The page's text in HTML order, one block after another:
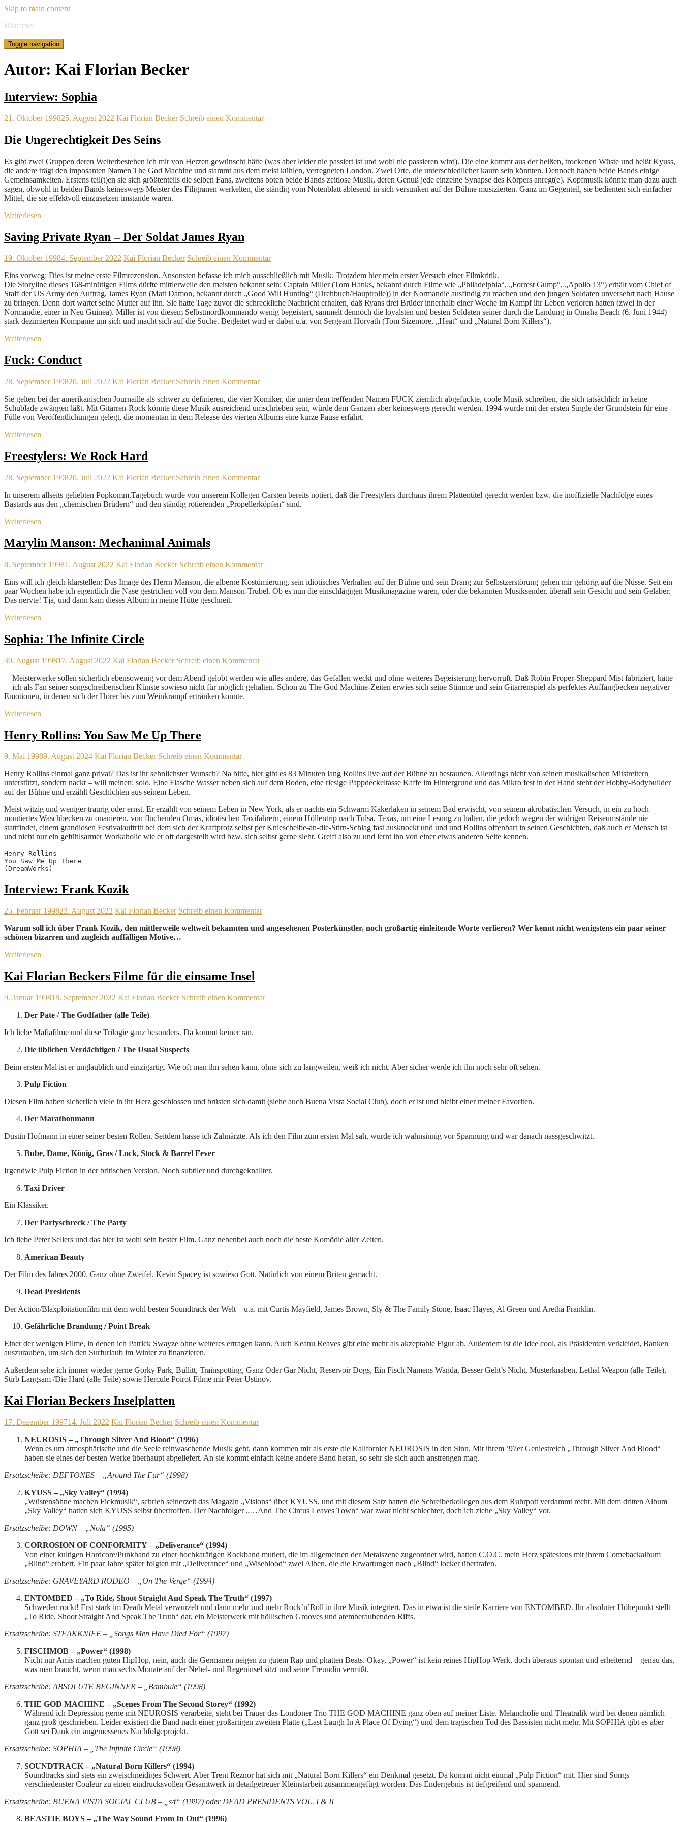
Skip to main content
Hinternet
Toggle navigation
Autor: Kai Florian Becker
Interview: Sophia
21. Oktober 199825. August 2022 Kai Florian Becker Schreib einen Kommentar
Die Ungerechtigkeit Des Seins
Es gibt zwei Gruppen deren Weiterbestehen ich mir von Herzen gewünscht hätte (was aber leider nie passiert ist und wohl nie passieren wird). Die eine kommt aus der heißen, trockenen Wüste und heißt Kyuss,
die andere trägt den imposanten Namen The God Machine und stammt aus dem meist kühlen, verregneten London. Zwei Orte, die unterschiedlicher kaum sein könnten. Dennoch haben beide Bands einige
Gemeinsamkeiten. Erstens teil(t)en sie sich größtenteils die selben Fans, zweitens boten beide Bands zeitlose Musik, deren Genuß jede einzelne Synapse des Körpers anregt(e). Kopfmusik könnte man dazu auch
sagen, obwohl in beiden Bands keineswegs Meister des Filigranen werkelten, die ständig vom Notenblatt ablesend in sich versunken auf der Bühne musizierten. Ganz im Gegenteil, sie bedienten sich einfacher
Mittel, die sie effektvoll einzusetzen imstande waren.
Weiterlesen
Saving Private Ryan – Der Soldat James Ryan
19. Oktober 19984. September 2022 Kai Florian Becker Schreib einen Kommentar
Eins vorweg: Dies ist meine erste Filmrezension. Ansonsten befasse ich mich ausschließlich mit Musik. Trotzdem hier mein erster Versuch einer Filmkritik.
Die Storyline dieses 168-minütigen Films dürfte mittlerweile den meisten bekannt sein: Captain Miller (Tom Hanks, bekannt durch Filme wie „Philadelphia“, „Forrest Gump“, „Apollo 13“) erhält vom Chief of
Staff der US Army den Auftrag, James Ryan (Matt Damon, bekannt durch „Good Will Hunting“ (Drehbuch/Hauptrolle)) in der Normandie ausfindig zu machen und den jungen Soldaten unversehrt nach Hause
zu bringen. Denn dort wartet seine Mutter auf ihn. Sie hatte Tage zuvor die schreckliche Nachricht erhalten, daß Ryans drei Brüder innerhalb einer Woche im Kampf ihr Leben verloren hatten (zwei in der
Normandie, einer in Neu Guinea). Miller ist von diesem Selbstmordkommando wenig begeistert, sammelt dennoch die loyalsten und besten Soldaten seiner durch die Landung in Omaha Beach (6. Juni 1944)
stark dezimierten Kompanie um sich und macht sich auf die Suche. Begleitet wird er dabei u.a. von Sergeant Horvath (Tom Sizemore, „Heat“ und „Natural Born Killers“).
Weiterlesen
Fuck: Conduct
28. September 199820. Juli 2022 Kai Florian Becker Schreib einen Kommentar
Sie gelten bei der amerikanischen Journaille als schwer zu definieren, die vier Komiker, die unter dem treffenden Namen FUCK ziemlich abgefuckte, coole Musik schreiben, die sich tatsächlich in keine
Schublade zwängen läßt. Mit Gitarren-Rock könnte diese Musik ausreichend umschrieben sein, würde dem Ganzen aber keineswegs gerecht werden. 1994 wurde mit der ersten Single der Grundstein für eine
Fülle von Veröffentlichungen gelegt, die momentan in dem Release des vierten Albums eine kurze Pause erfährt.
Weiterlesen
Freestylers: We Rock Hard
28. September 199820. Juli 2022 Kai Florian Becker Schreib einen Kommentar
In unserem allseits geliebten Popkomm.Tagebuch wurde von unserem Kollegen Carsten bereits notiert, daß die Freestylers durchaus ihrem Plattentitel gerecht werden bzw. die inoffizielle Nachfolge eines
Bastards aus den „chemischen Brüdern“ und den ständig rotierenden „Propellerköpfen“ sind.
Weiterlesen
Marylin Manson: Mechanimal Animals
8. September 19981. August 2022 Kai Florian Becker Schreib einen Kommentar
Eins will ich gleich klarstellen: Das Image des Herrn Manson, die alberne Kostümierung, sein idiotisches Verhalten auf der Bühne und sein Drang zur Selbstzerstörung gehen mir gehörig auf die Nüsse. Seit ein
paar Wochen habe ich eigentlich die Nase gestrichen voll von dem Manson-Trubel. Ob es nun die einschlägigen Musikmagazine waren, oder die bekannten Musiksender, überall sein Gesicht und sein Gelaber.
Das nervte! Tja, und dann kam dieses Album in meine Hütte geschneit.
Weiterlesen
Sophia: The Infinite Circle
30. August 199817. August 2022 Kai Florian Becker Schreib einen Kommentar
Meisterwerke sollen sicherlich ebensowenig vor dem Abend gelobt werden wie alles andere, das Gefallen weckt und ohne weiteres Begeisterung hervorruft. Daß Robin Proper-Sheppard Mist fabriziert, hätte
ich als Fan seiner songschreiberischen Künste sowieso nicht für möglich gehalten. Schon zu The God Machine-Zeiten erwies sich seine Stimme und sein Gitarrenspiel als perfektes Auffangbecken negativer
Emotionen, in denen sich der Hörer bis zum Weinkrampf ertränken konnte.
Weiterlesen
Henry Rollins: You Saw Me Up There
9. Mai 19989. August 2024 Kai Florian Becker Schreib einen Kommentar
Henry Rollins einmal ganz privat? Das ist ihr sehnlichster Wunsch? Na bitte, hier gibt es 83 Minuten lang Rollins live auf der Bühne zu bestaunen. Allerdings nicht von seinen musikalischen Mitstreitern
unterstützt, sondern nackt – will meinen: solo. Eine Flasche Wasser neben sich auf dem Boden, eine riesige Pappdeckeltasse Kaffe im Hintergrund und das Mikro fest in der Hand steht der Hobby-Bodybuilder
auf der Bühne und erzählt Geschichten aus seinem Leben.
Meist witzig und weniger traurig oder ernst. Er erzählt von seinem Leben in New York, als er nachts ein Schwarm Kakerlaken in seinem Bad erwischt, von seinem akrobatischen Versuch, in ein zu hoch
montiertes Waschbecken zu onanieren, von fluchenden Omas, idiotischen Taxifahrern, einem Höllentrip nach Tulsa, Texas, um eine Lesung zu halten, die jedoch wegen der widrigen Reiseumstände nie
stattfindet, einem grandiosen Festivalauftritt bei dem sich der Kraftprotz selbst per Kniescheibe-an-die-Stirn-Schlag fast ausknockt und und und Rollins offenbart in seinen Geschichten, daß auch er Mensch ist
und nicht nur ein gefühlsarmer Workaholic wie er oft dargestellt wird bzw. sich selbst gerne sieht. Greift also zu und lernt ihn von einer etwas anderen Seite kennen.
Henry Rollins
You Saw Me Up There
(DreamWorks)
Interview: Frank Kozik
25. Februar 199823. August 2022 Kai Florian Becker Schreib einen Kommentar
Warum soll ich über Frank Kozik, den mittlerweile weltweit bekannten und angesehenen Posterkünstler, noch großartig einleitende Worte verlieren? Wer kennt nicht wenigstens ein paar seiner
schönen bizarren und zugleich auffälligen Motive…
Weiterlesen
Kai Florian Beckers Filme für die einsame Insel
9. Januar 199818. September 2022 Kai Florian Becker Schreib einen Kommentar
Der Pate / The Godfather (alle Teile)
Ich liebe Mafiafilme und diese Trilogie ganz besonders. Da kommt keiner ran.
Die üblichen Verdächtigen / The Usual Suspects
Beim ersten Mal ist er unglaublich und einzigartig. Wie oft man ihn sehen kann, ohne sich zu langweilen, weiß ich nicht. Aber sicher werde ich ihn noch sehr oft sehen.
Pulp Fiction
Diesen Film haben sicherlich viele in ihr Herz geschlossen und brüsten sich damit (siehe auch Buena Vista Social Club), doch er ist und bleibt einer meiner Favoriten.
Der Marathonmann
Dustin Hofmann in einer seiner besten Rollen. Seitdem hasse ich Zahnärzte. Als ich den Film zum ersten Mal sah, wurde ich wahnsinnig vor Spannung und war danach nassgeschwitzt.
Bube, Dame, König, Gras / Lock, Stock & Barrel Fever
Irgendwie Pulp Fiction in der britischen Version. Noch subtiler und durchgeknallter.
Taxi Driver
Ein Klassiker.
Der Partyschreck / The Party
Ich liebe Peter Sellers und das hier ist wohl sein bester Film. Ganz nebenbei auch noch die beste Komödie aller Zeiten.
American Beauty
Der Film des Jahres 2000. Ganz ohne Zweifel. Kevin Spacey ist sowieso Gott. Natürlich von einem Briten gemacht.
Dead Presidents
Der Action/Blaxploitationfilm mit dem wohl besten Soundtrack der Welt – u.a. mit Curtis Mayfield, James Brown, Sly & The Family Stone, Isaac Hayes, Al Green und Aretha Franklin.
Gefährliche Brandung / Point Break
Einer der wenigen Filme, in denen ich Patrick Swayze ohne weiteres ertragen kann. Auch Keanu Reaves gibt eine mehr als akzeptable Figur ab. Außerdem ist die Idee cool, als Präsidenten verkleidet, Banken
auszurauben, um sich den Surfurlaub im Winter zu finanzieren.
Außerdem sehe ich immer wieder gerne Gorky Park, Bullitt, Trainspotting, Ganz Oder Gar Nicht, Reservoir Dogs, Ein Fisch Namens Wanda, Besser Geht’s Nicht, Musterknaben, Lethal Weapon (alle Teile),
Stirb Langsam /Die Hard (alle Teile) sowie Hercule Poirot-Filme mir Peter Ustinov.
Kai Florian Beckers Inselplatten
17. Dezember 199714. Juli 2022 Kai Florian Becker Schreib einen Kommentar
NEUROSIS – „Through Silver And Blood“ (1996)
Wenn es um atmosphärische und die Seele reinwaschende Musik geht, dann kommen mir als erste die Kalifornier NEUROSIS in den Sinn. Mit ihrem ’97er Geniestreich „Through Silver And Blood“
haben sie eines der besten Werke überhaupt abgeliefert. An sie kommt einfach keine andere Band heran, so sehr sie sich auch anstrengen mag.
Ersatzscheibe: DEFTONES – „Around The Fur“ (1998)
KYUSS – „Sky Valley“ (1994)
„Wüstensöhne machen Fickmusik“, schrieb seinerzeit das Magazin „Visions“ über KYUSS, und mit diesem Satz hatten die Schreiberkollegen aus dem Ruhrpott verdammt recht. Mit dem dritten Album
„Sky Valley“ hatten sich KYUSS selbst übertroffen. Der Nachfolger „…And The Circus Leaves Town“ war zwar nicht schlechter, doch ich ziehe „Sky Valley“ vor.
Ersatzscheibe: DOWN – „Nola“ (1995)
CORROSION OF CONFORMITY – „Deliverance“ (1994)
Von einer kultigen Hardcore/Punkband zu einer hochkarätigen Rockband mutiert, die im allgemeinen der Metalszene zugeordnet wird, hatten C.O.C. mein Herz spätestens mit ihrem Comebackalbum
„Blind“ erobert. Ein paar Jahre später folgten mit „Deliverance“ und „Wiseblood“ zwei Alben, die die Erwartungen nach „Blind“ locker übertrafen.
Ersatzscheibe: GRAVEYARD RODEO – „On The Verge“ (1994)
ENTOMBED – „To Ride, Shoot Straight And Speak The Truth“ (1997)
Schweden rockt! Erst stark im Death Metal verwurzelt und dann mehr und mehr Rock’n’Roll in ihre Musik integriert. Das in etwa ist die steile Karriere von ENTOMBED. Ihr absoluter Höhepunkt stellt
„To Ride, Shoot Straight And Speak The Truth“ dar, ein Meisterwerk mit höllischen Grooves und atemberaubenden Riffs.
Ersatzscheibe: STEAKKNIFE – „Songs Men Have Died For“ (1997)
FISCHMOB – „Power“ (1998)
Nicht nur Amis machen guten HipHop, nein, auch die Germanen neigen zu gutem Rap und phatten Beats. Okay, „Power“ ist kein reines HipHop-Werk, doch überaus spontan und erheiternd – genau das,
was man braucht, wenn man sechs Monate auf der Nebel- und Regeninsel sitzt und seine Freundin vermißt.
Ersatzscheibe: ABSOLUTE BEGINNER – „Bambule“ (1998)
THE GOD MACHINE – „Scenes From The Second Storey“ (1992)
Während ich Depression gerne mit NEUROSIS verarbeite, steht bei Trauer das Londoner Trio THE GOD MACHINE ganz oben auf meiner Liste. Melancholie und Theatralik wird bei denen nämlich
ganz groß geschrieben. Leider existiert die Band nach einer großartigen zweiten Platte („Last Laugh In A Place Of Dying“) und dem tragischen Tod des Bassisten nicht mehr. Mit SOPHIA gibt es aber
Gott sei Dank ein angemessenes Nachfolgeprojekt.
Ersatzscheibe: SOPHIA – „The Infinite Circle“ (1998)
SOUNDTRACK – „Natural Born Killers“ (1994)
Soundtracks sind stets ein zweischneidiges Schwert. Aber Trent Reznor hat sich mit „Natural Born Killers“ ein Denkmal gesetzt. Da kommt nicht einmal „Pulp Fiction“ mit. Hier sind Songs
verschiedenster Couleur zu einen eindrucksvollen Gesamtwerk in detailgetreuer Kleinstarbeit zusammengefügt worden. Das Endergebnis ist tiefgreifend und spannend.
Ersatzscheibe: BUENA VISTA SOCIAL CLUB – „s/t“ (1997) oder DEAD PRESIDENTS VOL. I & II
BEASTIE BOYS – „The Way Sound From In Out“ (1996)